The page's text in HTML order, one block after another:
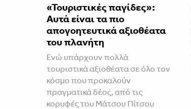
«Τουριστικές παγίδες»:
Αυτά είναι τα πιο
απογοητευτικά αξιοθέατα
του πλανήτη
Ενώ υπάρχουν πολλά
τουριστικά αξιοθέατα σε όλο τον
κόσμο που προκαλούν
πραγματικά δέος, από τις
κορυφές του Μάτσου Πίτσου